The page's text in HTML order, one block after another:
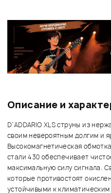
Описание и
D`ADDARIO XLS струны из
своим невероятным долгим и
Высокомагнетическая
стали 430 обеспечивает
максимальную силу сигнала.
которые противостоят
устойчивыми к климатическим